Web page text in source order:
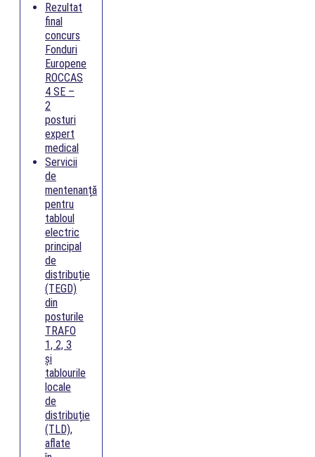
Rezultat
final
concurs
Fonduri
Europene
ROCCAS
4 SE –
2
posturi
expert
medical
Servicii
de
mentenanță
pentru
tabloul
electric
principal
de
distribuție
(TEGD)
din
posturile
TRAFO
1, 2, 3
și
tablourile
locale
de
distribuție
(TLD),
aflate